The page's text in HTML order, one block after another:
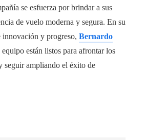
se esfuerza por brindar a sus
de vuelo moderna y segura. En su
y progreso, Bernardo
equipo están listos para afrontar los
seguir ampliando el éxito de